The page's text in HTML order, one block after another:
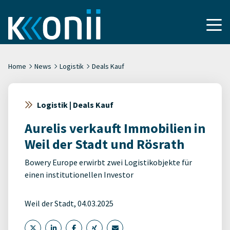
Home News Logistik Deals Kauf
Logistik | Deals Kauf
Aurelis verkauft Immobilien in
Weil der Stadt und Rösrath
Bowery Europe erwirbt zwei Logistikobjekte für
einen institutionellen Investor
Weil der Stadt, 04.03.2025